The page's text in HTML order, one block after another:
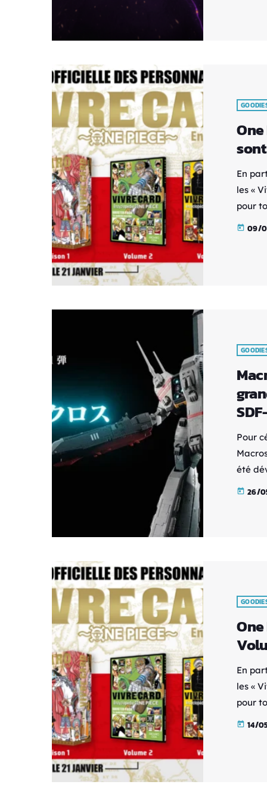
En
les «
pour
today 09/
Pour
été
today 26/
En
les «
pour
today 14/